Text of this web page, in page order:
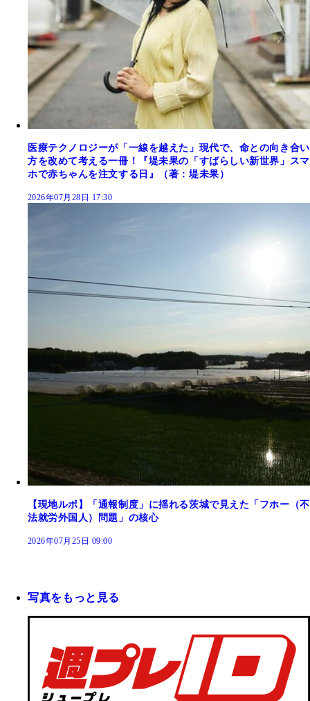
医療テクノロジーが「一線を越えた」現代で、命との向き合い
方を改めて考える一冊！『堤未果の「すばらしい新世界」スマ
ホで赤ちゃんを注文する日』（著：堤未果）
2026年07月28日 17:30
【現地ルポ】「通報制度」に揺れる茨城で見えた「フホー（不
法就労外国人）問題」の核心
2026年07月25日 09:00
写真をもっと見る